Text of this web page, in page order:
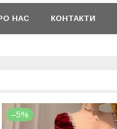
НАС КОНТАКТИ
–5%